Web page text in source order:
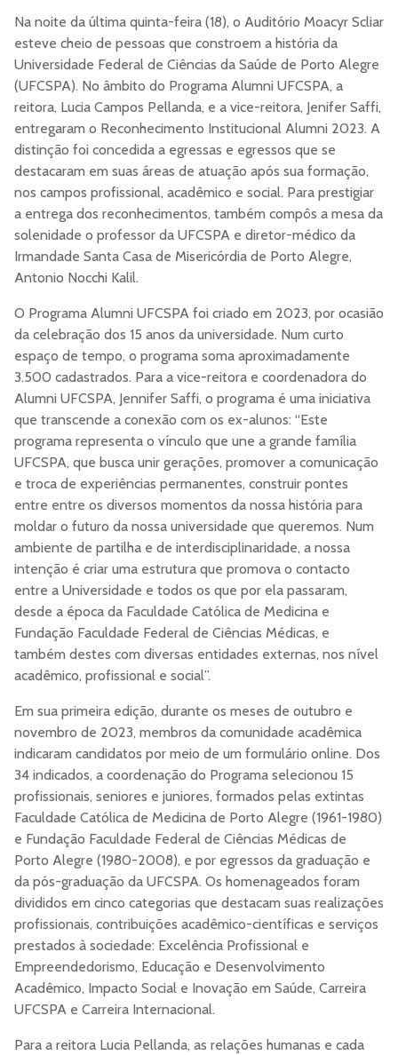
Na noite da última quinta-feira (18), o Auditório Moacyr Scliar
esteve cheio de pessoas que constroem a história da
Universidade Federal de Ciências da Saúde de Porto Alegre
(UFCSPA). No âmbito do Programa Alumni UFCSPA, a
reitora, Lucia Campos Pellanda, e a vice-reitora, Jenifer Saffi,
entregaram o Reconhecimento Institucional Alumni 2023. A
distinção foi concedida a egressas e egressos que se
destacaram em suas áreas de atuação após sua formação,
nos campos profissional, acadêmico e social. Para prestigiar
a entrega dos reconhecimentos, também compôs a mesa da
solenidade o professor da UFCSPA e diretor-médico da
Irmandade Santa Casa de Misericórdia de Porto Alegre,
Antonio Nocchi Kalil.
O Programa Alumni UFCSPA foi criado em 2023, por ocasião
da celebração dos 15 anos da universidade. Num curto
espaço de tempo, o programa soma aproximadamente
3.500 cadastrados. Para a vice-reitora e coordenadora do
Alumni UFCSPA, Jennifer Saffi, o programa é uma iniciativa
que transcende a conexão com os ex-alunos: “Este
programa representa o vínculo que une a grande família
UFCSPA, que busca unir gerações, promover a comunicação
e troca de experiências permanentes, construir pontes
entre entre os diversos momentos da nossa história para
moldar o futuro da nossa universidade que queremos. Num
ambiente de partilha e de interdisciplinaridade, a nossa
intenção é criar uma estrutura que promova o contacto
entre a Universidade e todos os que por ela passaram,
desde a época da Faculdade Católica de Medicina e
Fundação Faculdade Federal de Ciências Médicas, e
também destes com diversas entidades externas, nos nível
acadêmico, profissional e social”.
Em sua primeira edição, durante os meses de outubro e
novembro de 2023, membros da comunidade acadêmica
indicaram candidatos por meio de um formulário online. Dos
34 indicados, a coordenação do Programa selecionou 15
profissionais, seniores e juniores, formados pelas extintas
Faculdade Católica de Medicina de Porto Alegre (1961-1980)
e Fundação Faculdade Federal de Ciências Médicas de
Porto Alegre (1980-2008), e por egressos da graduação e
da pós-graduação da UFCSPA. Os homenageados foram
divididos em cinco categorias que destacam suas realizações
profissionais, contribuições acadêmico-científicas e serviços
prestados à sociedade: Excelência Profissional e
Empreendedorismo, Educação e Desenvolvimento
Acadêmico, Impacto Social e Inovação em Saúde, Carreira
UFCSPA e Carreira Internacional.
Para a reitora Lucia Pellanda, as relações humanas e cada